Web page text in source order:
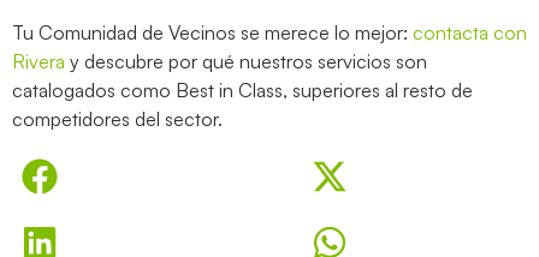
Tu Comunidad de Vecinos se merece lo mejor: contacta con
Rivera y descubre por qué nuestros servicios son
catalogados como Best in Class, superiores al resto de
competidores del sector.